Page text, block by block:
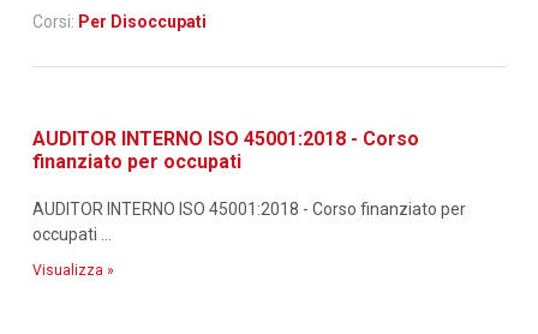
Corsi: Per Disoccupati
AUDITOR INTERNO ISO 45001:2018 - Corso
finanziato per occupati
AUDITOR INTERNO ISO 45001:2018 - Corso finanziato per
occupati ...
Visualizza »